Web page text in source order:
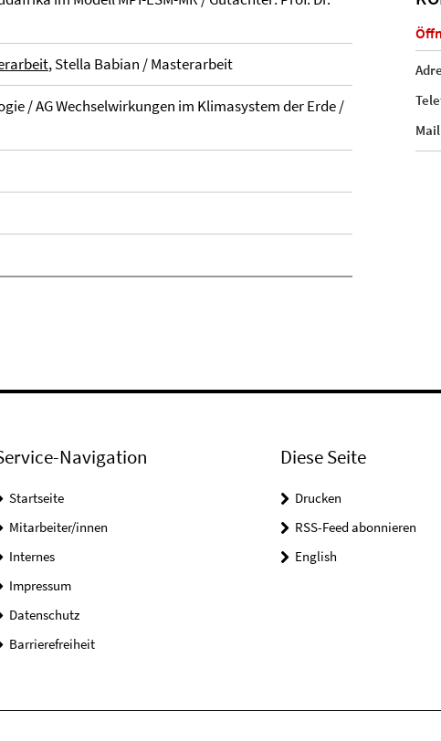
, Stella Babian / Masterarbeit
/ AG Wechselwirkungen im Klimasystem der Erde /
Navigation
Startseite
Mitarbeiter/innen
Internes
Impressum
Datenschutz
Barrierefreiheit
Diese Seite
Drucken
RSS-Feed abonnieren
English